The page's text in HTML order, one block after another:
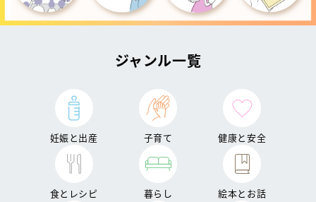
ジャンル一覧
妊娠と出産 子育て 健康と安全
食とレシピ 暮らし 絵本とお話